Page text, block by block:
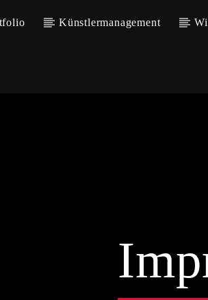
Künstlermanagement